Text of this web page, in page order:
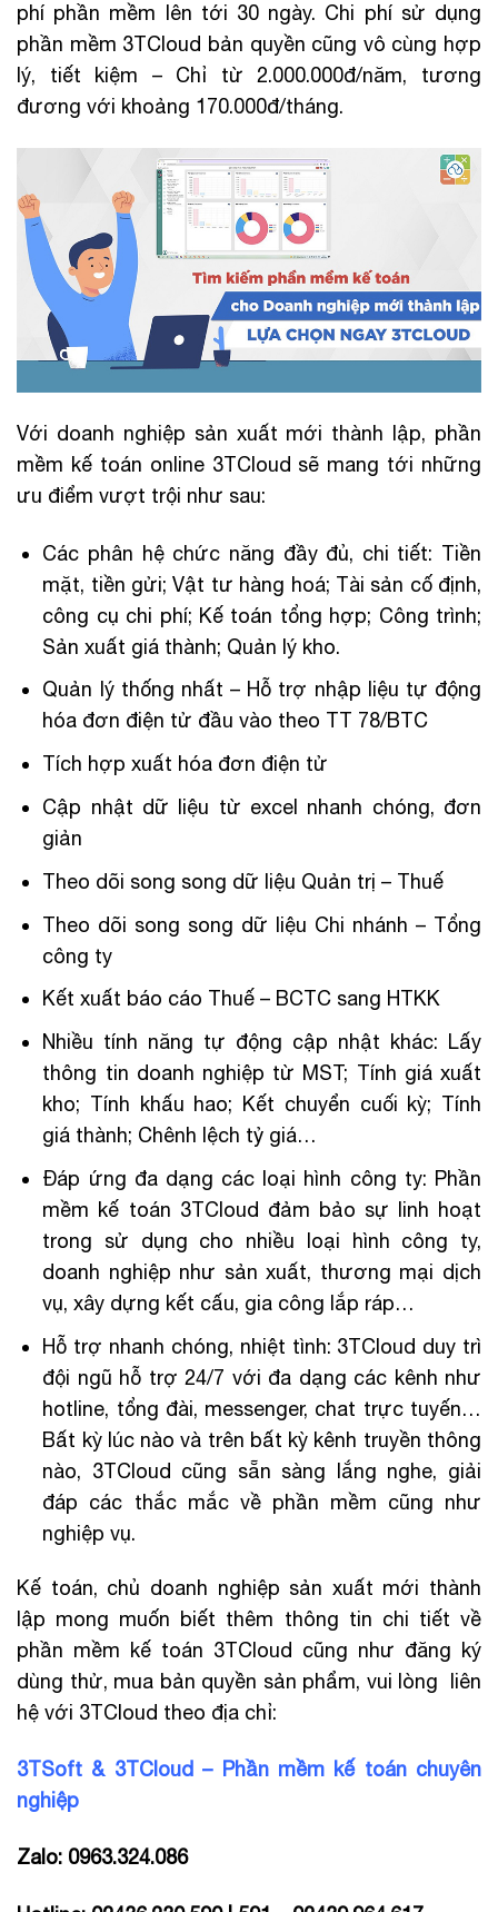
phí phần mềm lên tới 30 ngày. Chi phí sử dụng
phần mềm 3TCloud bản quyền cũng vô cùng hợp
lý, tiết kiệm – Chỉ từ 2.000.000đ/năm, tương
đương với khoảng 170.000đ/tháng.
Với doanh nghiệp sản xuất mới thành lập, phần
mềm kế toán online 3TCloud sẽ mang tới những
ưu điểm vượt trội như sau:
Các phân hệ chức năng đầy đủ, chi tiết: Tiền
mặt, tiền gửi; Vật tư hàng hoá; Tài sản cố định,
công cụ chi phí; Kế toán tổng hợp; Công trình;
Sản xuất giá thành; Quản lý kho.
Quản lý thống nhất – Hỗ trợ nhập liệu tự động
hóa đơn điện tử đầu vào theo TT 78/BTC
Tích hợp xuất hóa đơn điện tử
Cập nhật dữ liệu từ excel nhanh chóng, đơn
giản
Theo dõi song song dữ liệu Quản trị – Thuế
Theo dõi song song dữ liệu Chi nhánh – Tổng
công ty
Kết xuất báo cáo Thuế – BCTC sang HTKK
Nhiều tính năng tự động cập nhật khác: Lấy
thông tin doanh nghiệp từ MST; Tính giá xuất
kho; Tính khấu hao; Kết chuyển cuối kỳ; Tính
giá thành; Chênh lệch tỷ giá…
Đáp ứng đa dạng các loại hình công ty: Phần
mềm kế toán 3TCloud đảm bảo sự linh hoạt
trong sử dụng cho nhiều loại hình công ty,
doanh nghiệp như sản xuất, thương mại dịch
vụ, xây dựng kết cấu, gia công lắp ráp…
Hỗ trợ nhanh chóng, nhiệt tình: 3TCloud duy trì
đội ngũ hỗ trợ 24/7 với đa dạng các kênh như
hotline, tổng đài, messenger, chat trực tuyến…
Bất kỳ lúc nào và trên bất kỳ kênh truyền thông
nào, 3TCloud cũng sẵn sàng lắng nghe, giải
đáp các thắc mắc về phần mềm cũng như
nghiệp vụ.
Kế toán, chủ doanh nghiệp sản xuất mới thành
lập mong muốn biết thêm thông tin chi tiết về
phần mềm kế toán 3TCloud cũng như đăng ký
dùng thử, mua bản quyền sản phẩm, vui lòng liên
hệ với 3TCloud theo địa chỉ:
3TSoft & 3TCloud – Phần mềm kế toán chuyên
nghiệp
Zalo: 0963.324.086